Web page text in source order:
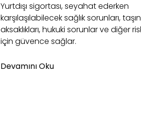
Yurtdışı sigortası, seyahat ederken
karşılaşılabilecek sağlık sorunları,
aksaklıkları, hukuki sorunlar ve diğer
için güvence sağlar.
Devamını Oku